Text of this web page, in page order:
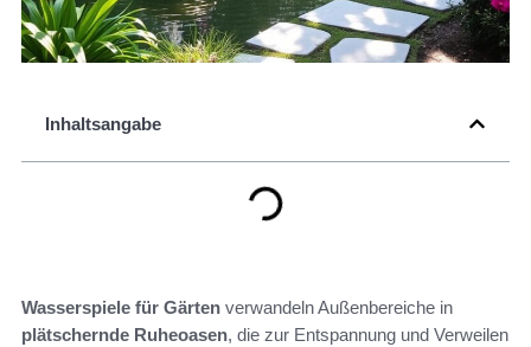
Inhaltsangabe
Wasserspiele für Gärten verwandeln Außenbereiche in
plätschernde Ruheoasen, die zur Entspannung und Verweilen